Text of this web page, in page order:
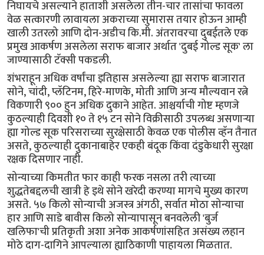
निघायचे असल्याने हाताशी असलेला तीन-चार तासांचा फावला
वेळ सत्कारणी लावायला अकराच्या सुमारास तयार होऊन आम्ही
खाली उतरलो आणि दोन-अडीच कि.मी. अंतरावरचा दुबईतले एक
प्रमुख आकर्षण असलेला सराफ बाजार अर्थात 'दुबई गोल्ड सूक' ला
जाण्यासाठी टॅक्सी पकडली.
शंभराहून अधिक वर्षांचा इतिहास असलेल्या ह्या सराफ बाजारात
सोने, चांदी, प्लॅटिनम, हिरे-माणके, मोती आणि अन्य मौल्यवान रत्ने
विकणारी ९०० हुन अधिक दुकाने आहेत. आश्चर्याची गोष्ट म्हणजे
कुठल्याही दिवशी १० ते १५ टन सोने विक्रीसाठी उपलब्ध असणाऱ्या
ह्या गोल्ड सूक परिसराच्या सुरक्षेसाठी केवळ एक पोलीस व्हॅन तैनात
असते, कुठल्याही दुकानाबाहेर एकही बंदूक किंवा दंडुकेधारी सुरक्षा
रक्षक दिसणार नाही.
सोन्याच्या किमतीत फार काही फरक नसला तरी त्याच्या
शुद्धतेबद्दलची खात्री हे इथे सोने खरेदी करण्या मागचे मुख्य कारण
असते. ५७ किलो सोन्याची अजस्त्र अंगठी, सर्वात मोठा सोन्याचा
हार आणि साडे बावीस किलो सोन्यापासून बनवलेली 'बुर्ज
खलिफा'ची प्रतिकृती अशा अनेक आकर्षणांसहित असंख्य लहान
मोठे दाग-दागिने आपल्याला ह्याठिकाणी पाहायला मिळतात.